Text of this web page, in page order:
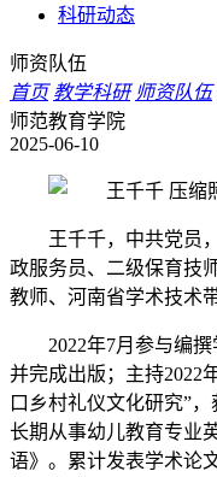
科研动态
师资队伍
首页 教学科研 师资队伍
师范教育学院
2025-06-10
王千千，中共党员
政服务员、二级保育技
教师、河南省学术技术
2022年7月参与编
并完成出版；主持2022
口乡村礼仪文化研究”
长期从事幼儿教育专业
语》。累计发表学术论